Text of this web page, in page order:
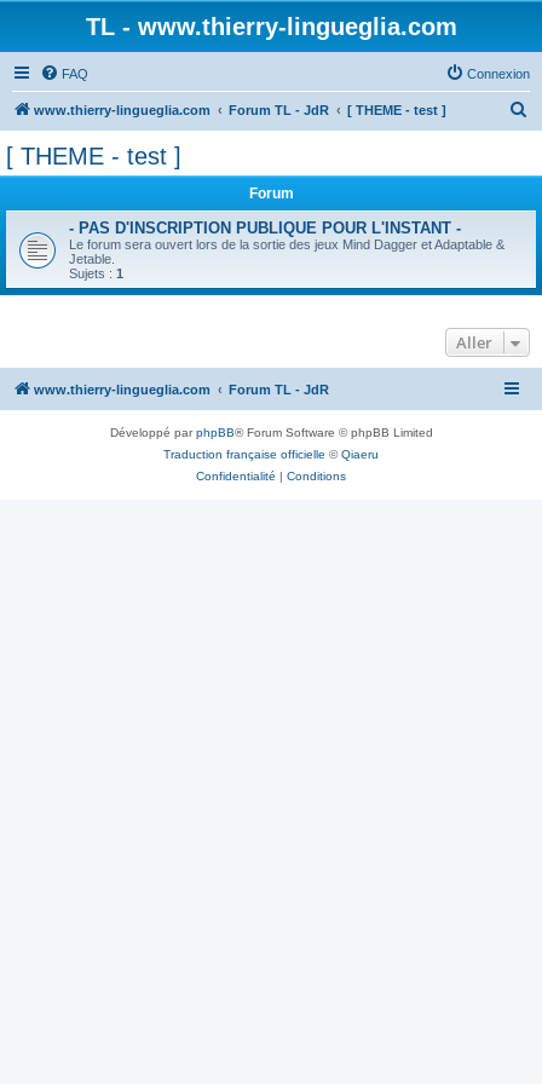
TL - www.thierry-lingueglia.com
FAQ Connexion
www.thierry-lingueglia.com Forum TL - JdR [ THEME - test ]
r
[ THEME - test ]
Forum
- PAS D'INSCRIPTION PUBLIQUE POUR L'INSTANT -
Le forum sera ouvert lors de la sortie des jeux Mind Dagger et Adaptable &
Jetable.
Sujets : 1
Aller
www.thierry-lingueglia.com Forum TL - JdR
Développé parphpBB® Forum Software © phpBB Limited
Traduction française officielle ©Qiaeru
Confidentialité | Conditions